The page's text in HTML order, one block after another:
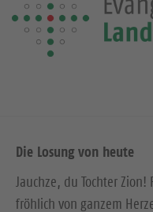
Die Losung von heute
Jauchze, du Tochter
fröhlich von ganzem